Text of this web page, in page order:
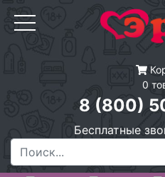
0
8 (800)
Бесплатные